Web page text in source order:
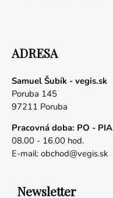
ADRESA
Samuel Šubík - vegis.sk
Poruba 145
97211 Poruba
Pracovná doba: PO - PIA
08.00 - 16.00 hod.
E-mail: obchod@vegis.sk
Newsletter